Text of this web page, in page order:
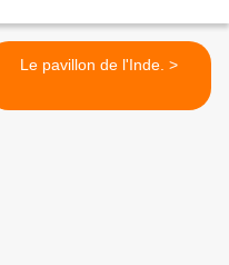
Le pavillon de l'Inde. >